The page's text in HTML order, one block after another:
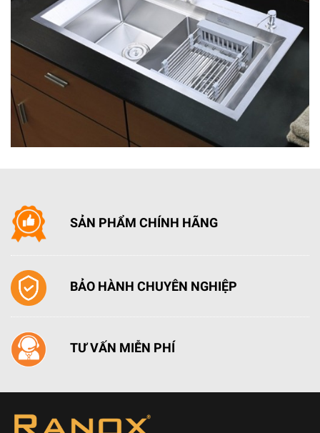
SẢN PHẨM CHÍNH HÃNG
BẢO HÀNH CHUYÊN NGHIỆP
TƯ VẤN MIỄN PHÍ